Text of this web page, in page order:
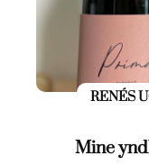
RENÉS
Mine